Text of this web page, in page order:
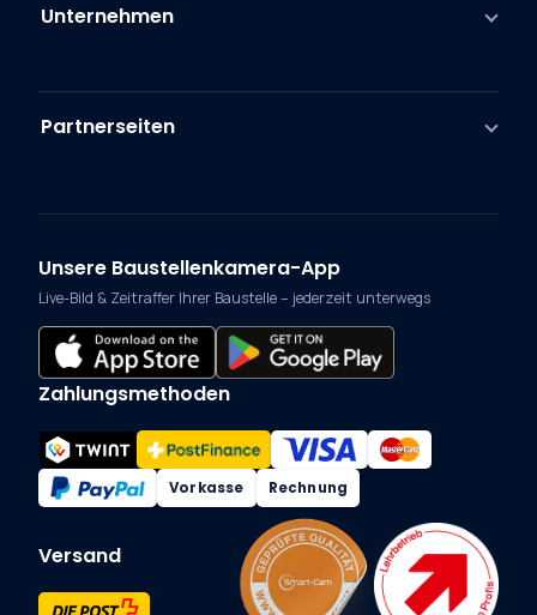
Unternehmen
Partnerseiten
Unsere Baustellenkamera-App
Live-Bild & Zeitraffer Ihrer Baustelle – jederzeit unterwegs
Zahlungsmethoden
Vorkasse Rechnung
Versand